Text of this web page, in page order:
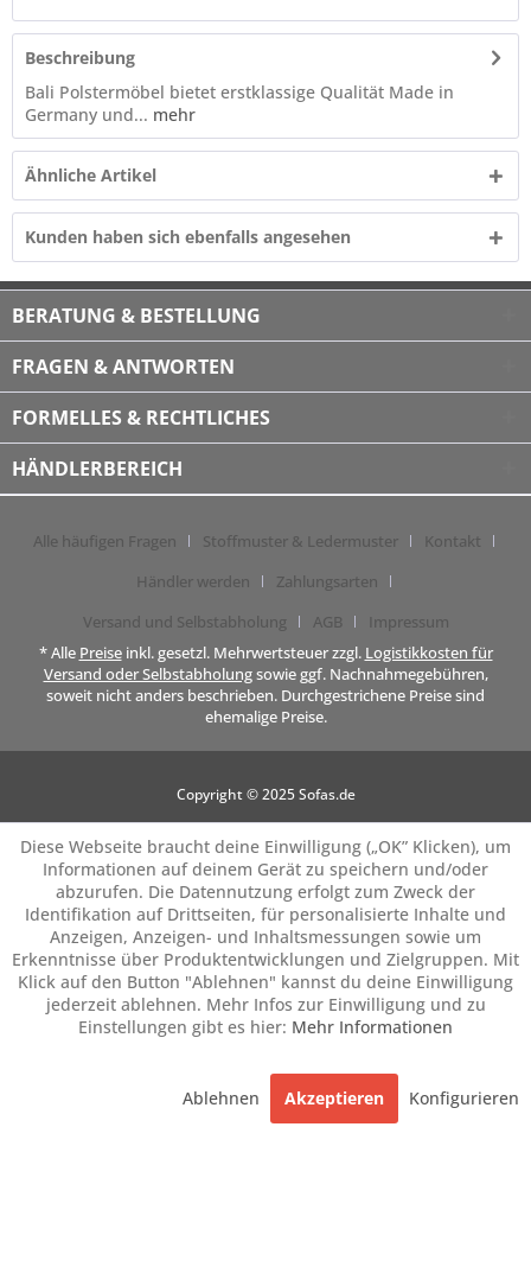
Beschreibung
Bali Polstermöbel bietet erstklassige Qualität Made in
Germany und... mehr
Ähnliche Artikel
Kunden haben sich ebenfalls angesehen
BERATUNG & BESTELLUNG
FRAGEN & ANTWORTEN
FORMELLES & RECHTLICHES
HÄNDLERBEREICH
Alle häufigen Fragen Stoffmuster & Ledermuster
Kontakt
Händler werden
Zahlungsarten
Versand und Selbstabholung
AGB
Impressum
* Alle Preiseinkl. gesetzl. Mehrwertsteuer zzgl. Logistikkosten für
Versand oder Selbstabholungsowie ggf. Nachnahmegebühren,
soweit nicht anders beschrieben. Durchgestrichene Preise sind
ehemalige Preise.
Copyright © 2025 Sofas.de
Diese Webseite braucht deine Einwilligung („OK” Klicken), um
Informationen auf deinem Gerät zu speichern und/oder
abzurufen. Die Datennutzung erfolgt zum Zweck der
Identifikation auf Drittseiten, für personalisierte Inhalte und
Anzeigen, Anzeigen- und Inhaltsmessungen sowie um
Erkenntnisse über Produktentwicklungen und Zielgruppen. Mit
Klick auf den Button "Ablehnen" kannst du deine Einwilligung
jederzeit ablehnen. Mehr Infos zur Einwilligung und zu
Einstellungen gibt es hier: Mehr Informationen
Ablehnen Akzeptieren Konfigurieren